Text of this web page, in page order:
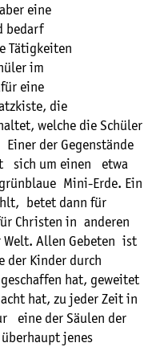
eine
bedarf
Tätigkeiten
im
eine
die
welche die Schüler
der Gegenstände
sich um einen etwa
Mini-Erde. Ein
betet dann für
Christen in anderen
Welt. Allen Gebeten ist
der Kinder durch
hat, geweitet
hat, zu jeder Zeit in
eine der Säulen der
jenes